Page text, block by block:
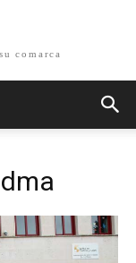
comarca